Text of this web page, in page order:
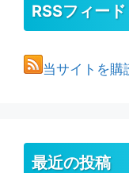
RSSフィード
当サイトを購
最近の投稿